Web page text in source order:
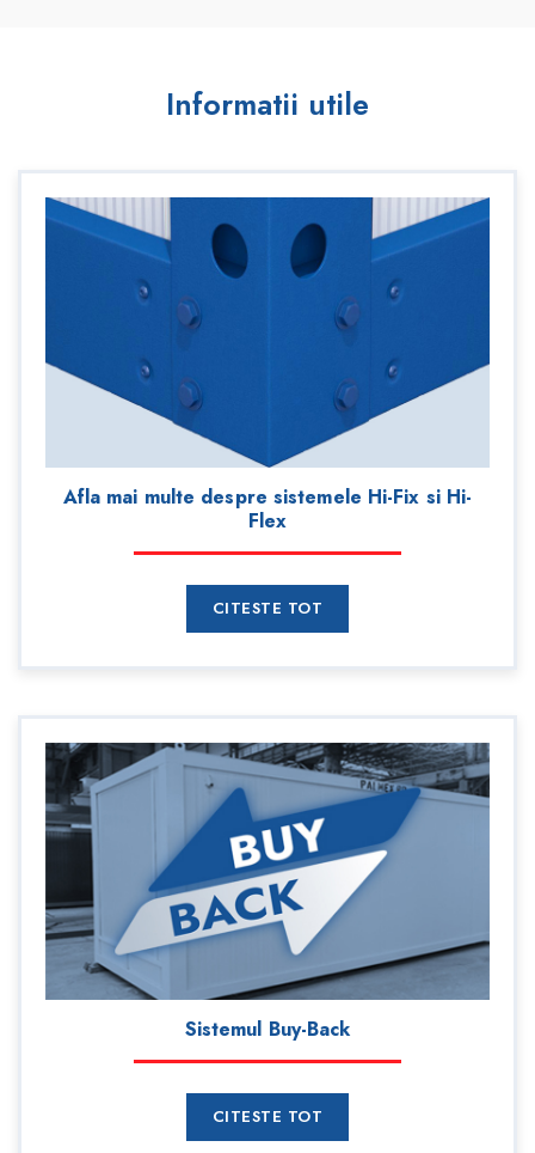
Informatii utile
Afla mai multe despre sistemele Hi-Fix si Hi-
Flex
CITESTE TOT
Sistemul Buy-Back
CITESTE TOT